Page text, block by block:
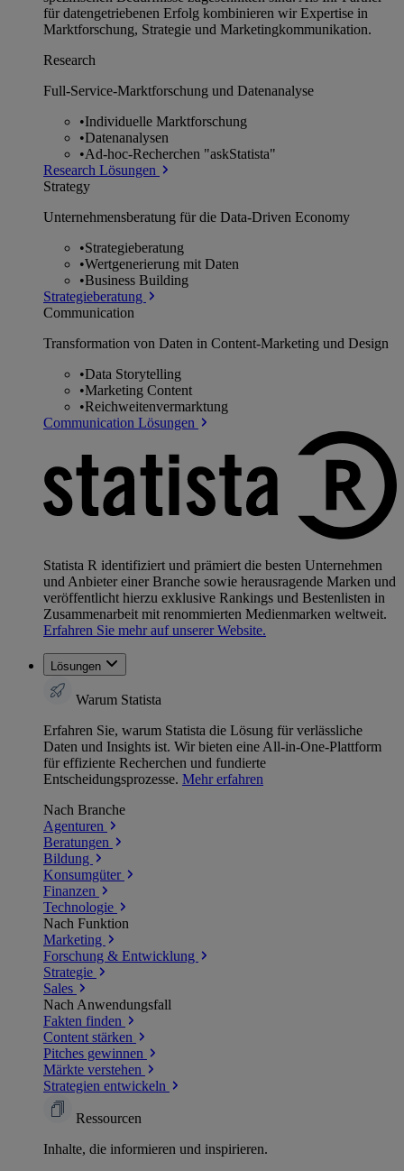
für datengetriebenen Erfolg kombinieren wir Expertise in
Marktforschung, Strategie und Marketingkommunikation.
Research
Full-Service-Marktforschung und Datenanalyse
•Individuelle Marktforschung
•Datenanalysen
•Ad-hoc-Recherchen "askStatista"
Research Lösungen
Strategy
Unternehmens­beratung für die Data-Driven Economy
•Strategieberatung
•Wertgenerierung mit Daten
•Business Building
Strategieberatung
Communication
Transformation von Daten in Content-Marketing und Design
•Data Storytelling
•Marketing Content
•Reichweitenvermarktung
Communication Lösungen
Statista R identifiziert und prämiert die besten Unternehmen
und Anbieter einer Branche sowie herausragende Marken und
veröffentlicht hierzu exklusive Rankings und Bestenlisten in
Zusammenarbeit mit renommierten Medienmarken weltweit.
Erfahren Sie mehr auf unserer Website.
Lösungen
Warum Statista
Erfahren Sie, warum Statista die Lösung für verlässliche
Daten und Insights ist. Wir bieten eine All-in-One-Plattform
für effiziente Recherchen und fundierte
Entscheidungsprozesse. Mehr erfahren
Nach Branche
Agenturen
Beratungen
Bildung
Konsumgüter
Finanzen
Technologie
Nach Funktion
Marketing
Forschung & Entwicklung
Strategie
Sales
Nach Anwendungsfall
Fakten finden
Content stärken
Pitches gewinnen
Märkte verstehen
Strategien entwickeln
Ressourcen
Inhalte, die informieren und inspirieren.